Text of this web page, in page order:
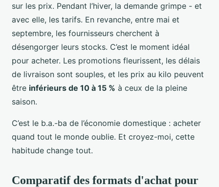
sur les prix. Pendant l’hiver, la demande grimpe - et
avec elle, les tarifs. En revanche, entre mai et
septembre, les fournisseurs cherchent à
désengorger leurs stocks. C’est le moment idéal
pour acheter. Les promotions fleurissent, les délais
de livraison sont souples, et les prix au kilo peuvent
être inférieurs de 10 à 15 % à ceux de la pleine
saison.
C’est le b.a.-ba de l’économie domestique : acheter
quand tout le monde oublie. Et croyez-moi, cette
habitude change tout.
Comparatif des formats d'achat pour